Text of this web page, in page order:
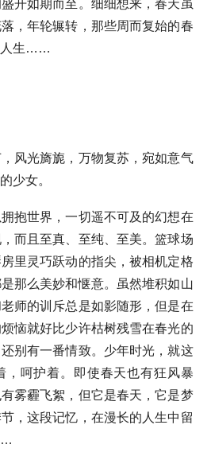
开如期而至。细细想来，春天虽
，年轮辗转，那些周而复始的春
人生……
风光旖旎，万物复苏，宛如意气
少女。
抱世界，一切遥不可及的幻想在
而且至真、至纯、至美。篮球场
里灵巧跃动的指尖，被相机定格
那么美妙和惬意。虽然堆积如山
师的训斥总是如影随形，但是在
恼就好比少许枯树残雪在春光的
别有一番情致。少年时光，就这
，呵护着。即使春天也有狂风暴
雾霾飞絮，但它是春天，它是梦
，这段记忆，在漫长的人生中留